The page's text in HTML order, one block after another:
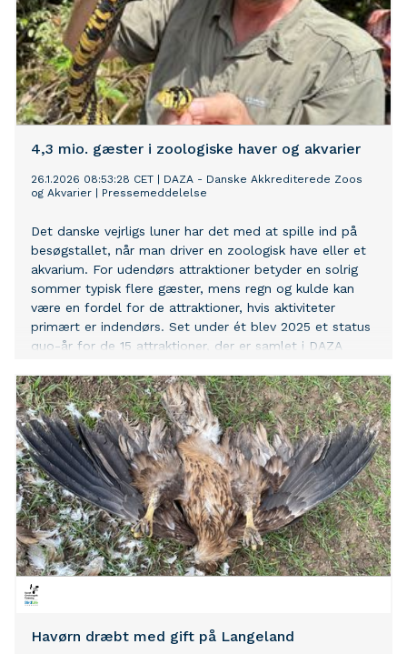
4,3 mio. gæster i zoologiske haver og akvarier
26.1.2026 08:53:28 CET
DAZA - Danske Akkrediterede Zoos
og Akvarier
Pressemeddelelse
Det danske vejrligs luner har det med at spille ind på
besøgstallet, når man driver en zoologisk have eller et
akvarium. For udendørs attraktioner betyder en solrig
sommer typisk flere gæster, mens regn og kulde kan
være en fordel for de attraktioner, hvis aktiviteter
primært er indendørs. Set under ét blev 2025 et status
quo-år for de 15 attraktioner, der er samlet i DAZA
Havørn dræbt med gift på Langeland